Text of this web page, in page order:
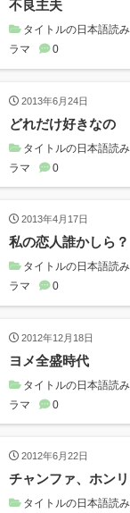
不良主夫
タイトルの日本語読
ラマ
0
2013年6月24日
どれだけ好きなの
タイトルの日本語読
ラマ
0
2013年4月17日
私の恋人誰かしら？
タイトルの日本語読
ラマ
0
2012年12月18日
ヨメ全盛時代
タイトルの日本語読
ラマ
0
2012年6月22日
チャンファ、ホン
タイトルの日本語読